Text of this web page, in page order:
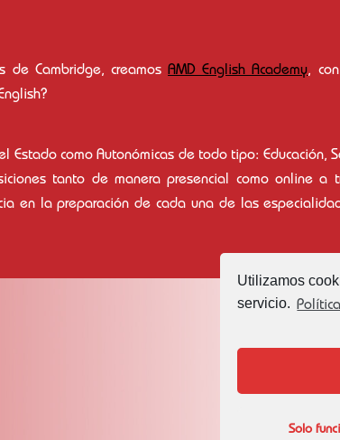
Utilizamos
servicio.
Solo
de Cambridge, creamosAMD English Academy,
Estado como Autonómicas de todo tipo: Educación,
tanto de manera presencial como online a
en la preparación de cada una de las